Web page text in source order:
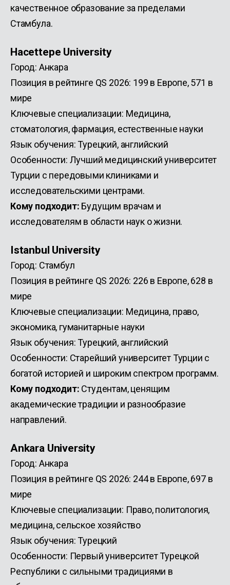
качественное образование за пределами
Стамбула.
Hacettepe University
Город: Анкара
Позиция в рейтинге QS 2026: 199 в Европе, 571 в
мире
Ключевые специализации: Медицина,
стоматология, фармация, естественные науки
Язык обучения: Турецкий, английский
Особенности: Лучший медицинский университет
Турции с передовыми клиниками и
исследовательскими центрами.
Кому подходит: Будущим врачам и
исследователям в области наук о жизни.
Istanbul University
Город: Стамбул
Позиция в рейтинге QS 2026: 226 в Европе, 628 в
мире
Ключевые специализации: Медицина, право,
экономика, гуманитарные науки
Язык обучения: Турецкий, английский
Особенности: Старейший университет Турции с
богатой историей и широким спектром программ.
Кому подходит: Студентам, ценящим
академические традиции и разнообразие
направлений.
Ankara University
Город: Анкара
Позиция в рейтинге QS 2026: 244 в Европе, 697 в
мире
Ключевые специализации: Право, политология,
медицина, сельское хозяйство
Язык обучения: Турецкий
Особенности: Первый университет Турецкой
Республики с сильными традициями в